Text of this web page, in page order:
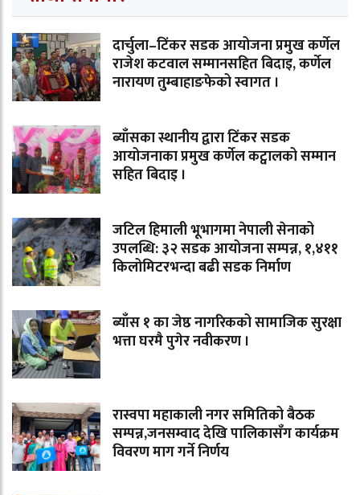
दार्चुला–टिंकर सडक आयोजना प्रमुख कर्णेल
राजेश कटवाल सम्मानसहित बिदाइ, कर्णेल
नारायण तुम्बाहाङफेको स्वागत ।
ब्याँसका स्थानीय द्वारा टिंकर सडक
आयोजनाका प्रमुख कर्णेल कट्वालको सम्मान
सहित बिदाइ ।
जटिल हिमाली भूभागमा नेपाली सेनाको
उपलब्धि: ३२ सडक आयोजना सम्पन्न, १,४११
किलोमिटरभन्दा बढी सडक निर्माण
ब्याँस १ का जेष्ठ नागरिकको सामाजिक सुरक्षा
भत्ता घरमै पुगेर नवीकरण ।
रास्वपा महाकाली नगर समितिको बैठक
सम्पन्न,जनसम्वाद देखि पालिकासँग कार्यक्रम
विवरण माग गर्ने निर्णय